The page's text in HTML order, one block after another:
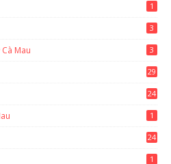
1
3
Mau 3
29
24
1
24
1